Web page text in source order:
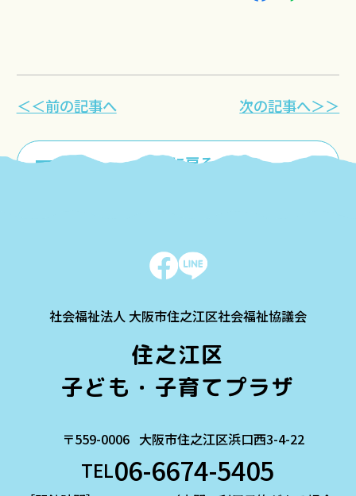
＜＜前の記事へ
一覧に戻る
次の記事へ＞＞
社会福祉法人 大阪市住之江区社会福祉協議会
住之江区
子ども・子育てプラザ
〒559-0006 大阪市住之江区浜口西3-4-22
TEL06-6674-5405